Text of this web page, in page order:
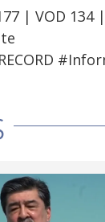
| VOD